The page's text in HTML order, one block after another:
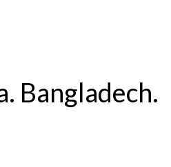
Bangladech.